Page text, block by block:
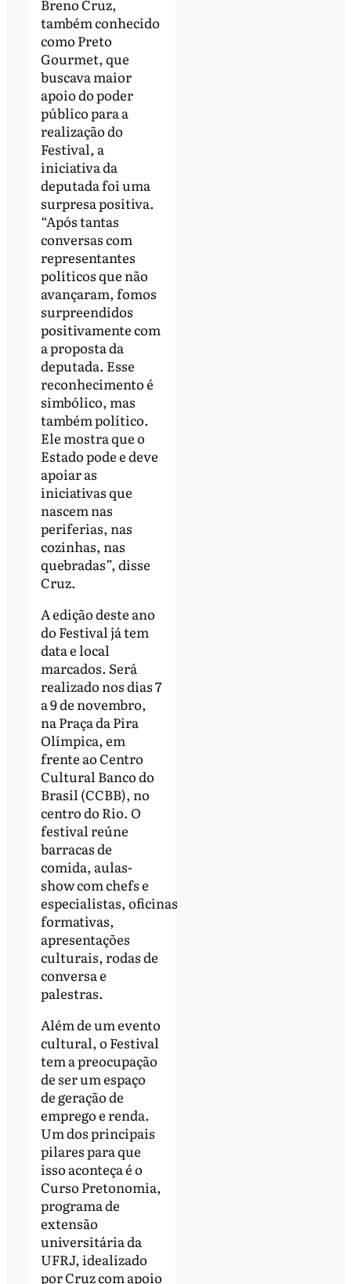
Breno Cruz,
também conhecido
como Preto
Gourmet, que
buscava maior
apoio do poder
público para a
realização do
Festival, a
iniciativa da
deputada foi uma
surpresa positiva.
“Após tantas
conversas com
representantes
políticos que não
avançaram, fomos
surpreendidos
positivamente com
a proposta da
deputada. Esse
reconhecimento é
simbólico, mas
também político.
Ele mostra que o
Estado pode e deve
apoiar as
iniciativas que
nascem nas
periferias, nas
cozinhas, nas
quebradas”, disse
Cruz.
A edição deste ano
do Festival já tem
data e local
marcados. Será
realizado nos dias 7
a 9 de novembro,
na Praça da Pira
Olímpica, em
frente ao Centro
Cultural Banco do
Brasil (CCBB), no
centro do Rio. O
festival reúne
barracas de
comida, aulas-
show com chefs e
especialistas, oficinas
formativas,
apresentações
culturais, rodas de
conversa e
palestras.
Além de um evento
cultural, o Festival
tem a preocupação
de ser um espaço
de geração de
emprego e renda.
Um dos principais
pilares para que
isso aconteça é o
Curso Pretonomia,
programa de
extensão
universitária da
UFRJ, idealizado
por Cruz com apoio